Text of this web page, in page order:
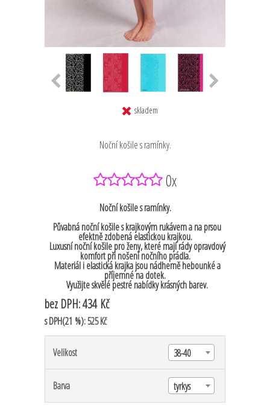
skladem
Noční košile s ramínky.
0x
Noční košile s ramínky.
Půvabná noční košile s krajkovým rukávem a na prsou
efektně zdobená elastickou krajkou.
Luxusní noční košile pro ženy, které mají rády opravdový
komfort při nošení nočního prádla.
Materiál i elastická krajka jsou nádherně hebounké a
příjemné na dotek.
Využijte skvělé pestré nabídky krásných barev.
bez DPH:434 Kč
s DPH(21 %):525 Kč
Velikost 38-40
Barva tyrkys